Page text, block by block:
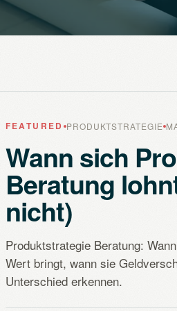
FEATURED PRODUKTSTRATEGIE
Wann sich
Beratung
nicht)
Produktstrategie Beratung:
Wert bringt, wann sie
Unterschied erkennen.